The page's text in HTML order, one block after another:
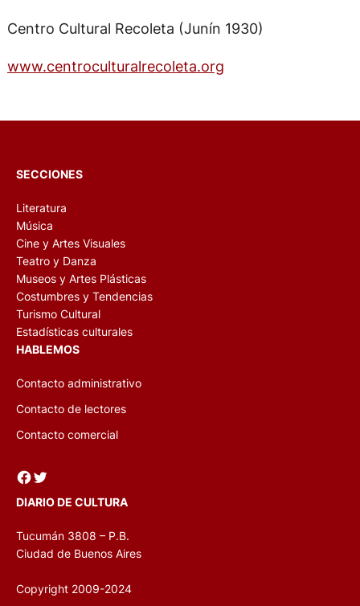
Centro Cultural Recoleta (Junín 1930)
www.centroculturalrecoleta.org
SECCIONES
Literatura
Música
Cine y Artes Visuales
Teatro y Danza
Museos y Artes Plásticas
Costumbres y Tendencias
Turismo Cultural
Estadísticas culturales
HABLEMOS
Contacto administrativo
Contacto de lectores
Contacto comercial
Facebook Twitter
DIARIO DE CULTURA
Tucumán 3808 – P.B.
Ciudad de Buenos Aires
Copyright 2009-2024